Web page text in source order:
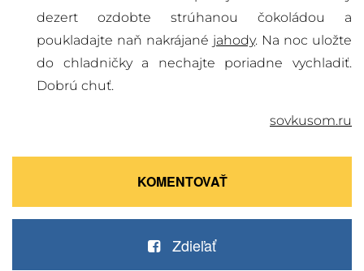
dezert ozdobte strúhanou čokoládou a
poukladajte naň nakrájané jahody. Na noc uložte
do chladničky a nechajte poriadne vychladiť.
Dobrú chuť.
sovkusom.ru
KOMENTOVAŤ
Zdieľať